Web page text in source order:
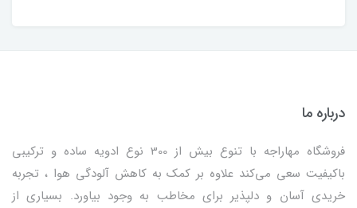
درباره ما
فروشگاه مهاراجه با تنوع بیش از 300 نوع ادویه ساده و ترکیبی
باکیفیت سعی می‌کند علاوه بر کمک به کاهش آلودگی هوا ، تجربه
خریدی آسان و دلپذیر برای مخاطب به وجود بیاورد. بسیاری از